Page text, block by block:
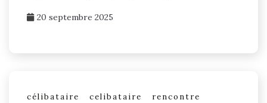
20 septembre 2025
célibataire celibataire rencontre